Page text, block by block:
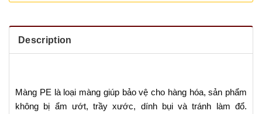
Description
Màng PE là loại màng giúp bảo vệ cho hàng hóa, sản phẩm
không bị ẩm ướt, trầy xước, dính bụi và tránh làm đổ.